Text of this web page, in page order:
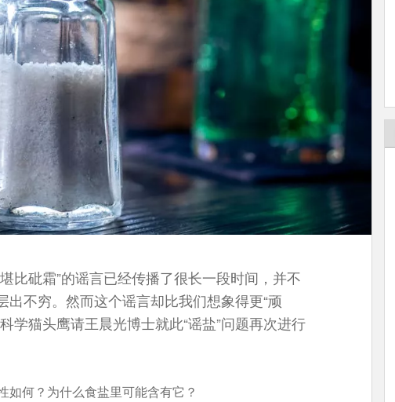
比砒霜”的谣言已经传播了很长一段时间，并不
出不穷。然而这个谣言却比我们想象得更“顽
学猫头鹰请王晨光博士就此“谣盐”问题再次进行
如何？为什么食盐里可能含有它？